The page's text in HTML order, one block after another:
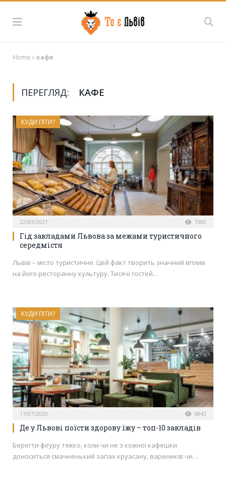
Home » кафе
ПЕРЕГЛЯД: КАФЕ
КУДИ ПІТИ?
22/03/2021 7380
Гід закладами Львова за межами туристичного
середмістя
Львів – місто туристичне. Цей факт творить значний вплив
на його ресторанну культуру. Тисячі гостей…
КУДИ ПІТИ?
17/07/2020 6843
Де у Львові поїсти здорову їжу – топ-10 закладів
Берегти фігуру тяжко, коли чи не з кожної кафешки
доноситься смачненький запах круасану, вареників чи…